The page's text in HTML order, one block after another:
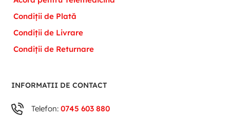
Condiții de Plată
Condiții de Livrare
Condiții de Returnare
INFORMATII DE CONTACT
Telefon:0745 603 880